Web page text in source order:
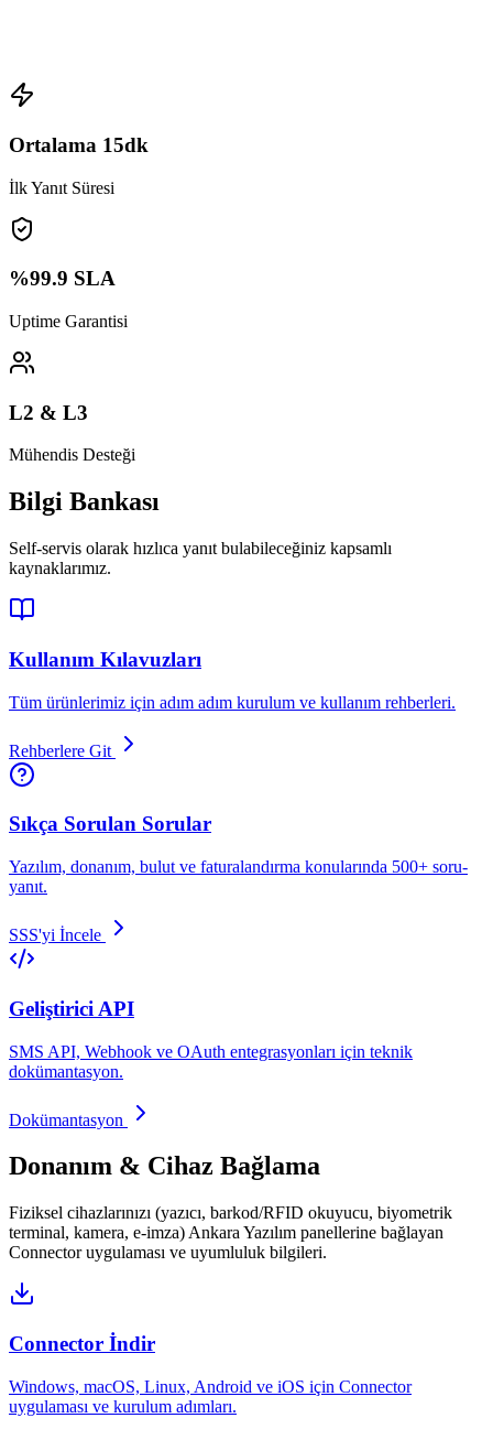
Ortalama 15dk
İlk Yanıt Süresi
%99.9 SLA
Uptime Garantisi
L2 & L3
Mühendis Desteği
Bilgi Bankası
Self-servis olarak hızlıca yanıt bulabileceğiniz kapsamlı
kaynaklarımız.
Kullanım Kılavuzları
Tüm ürünlerimiz için adım adım kurulum ve kullanım rehberleri.
Rehberlere Git
Sıkça Sorulan Sorular
Yazılım, donanım, bulut ve faturalandırma konularında 500+ soru-
yanıt.
SSS'yi İncele
Geliştirici API
SMS API, Webhook ve OAuth entegrasyonları için teknik
dokümantasyon.
Dokümantasyon
Donanım & Cihaz Bağlama
Fiziksel cihazlarınızı (yazıcı, barkod/RFID okuyucu, biyometrik
terminal, kamera, e-imza) Ankara Yazılım panellerine bağlayan
Connector uygulaması ve uyumluluk bilgileri.
Connector İndir
Windows, macOS, Linux, Android ve iOS için Connector
uygulaması ve kurulum adımları.